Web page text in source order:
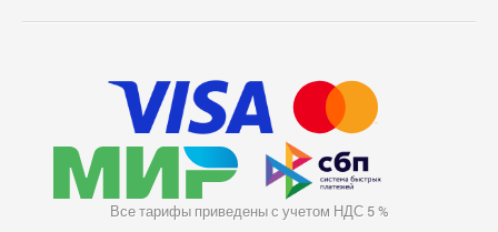
Все тарифы приведены с учетом НДС 5 %